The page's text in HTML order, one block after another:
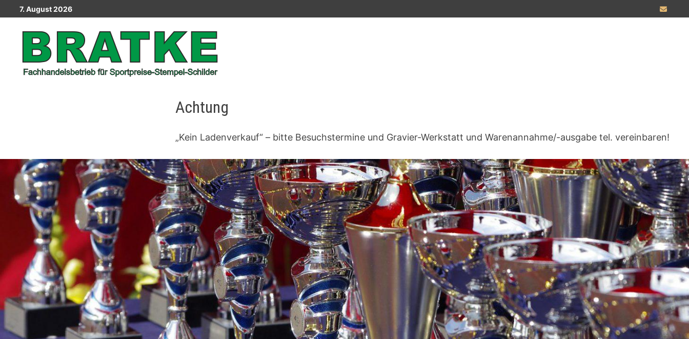
Zurück
zum
Inhalt
7. August 2026
Achtung
„Kein Ladenverkauf“ – bitte Besuchstermine und Gravier-Werkstatt und Warenannahme/-ausgabe tel. vereinbaren!